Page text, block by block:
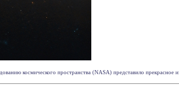
космического пространства (NASA) представило прекрасное